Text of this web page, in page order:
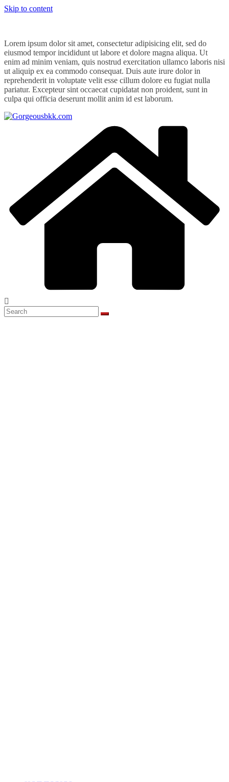
Skip to content
Lorem ipsum dolor sit amet, consectetur adipisicing elit, sed do
eiusmod tempor incididunt ut labore et dolore magna aliqua. Ut
enim ad minim veniam, quis nostrud exercitation ullamco laboris nisi
ut aliquip ex ea commodo consequat. Duis aute irure dolor in
reprehenderit in voluptate velit esse cillum dolore eu fugiat nulla
pariatur. Excepteur sint occaecat cupidatat non proident, sunt in
culpa qui officia deserunt mollit anim id est laborum.